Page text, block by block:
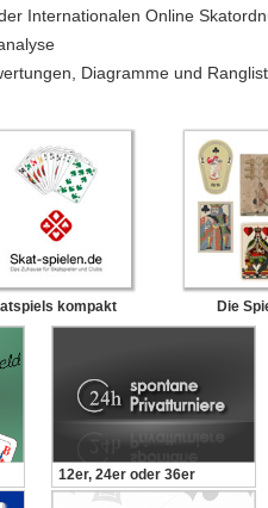
Internationalen Online
Diagramme und
kompakt Die
12er, 24er oder 36er